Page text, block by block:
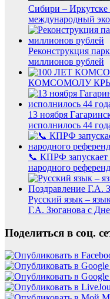
Сибири –
международный
Реконструкция
миллионов рублей
КОМСОМОЛУ
13 ноября
исполнилось 44
📞 КПРФ запускает
народного
Русский язык –
Г.А. Зюганова с
Поделиться в соц.